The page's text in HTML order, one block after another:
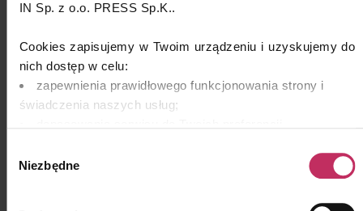
IN Sp. z o.o. PRESS Sp.K..
Cookies zapisujemy w Twoim urządzeniu i uzyskujemy do
nich dostęp w celu:
zapewnienia prawidłowego funkcjonowania strony i
świadczenia naszych usług;
zrozumienia i optymalizacji serwisu.
zgody
Niezbędne